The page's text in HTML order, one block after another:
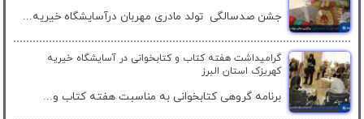
جشن صدسالگی تولد مادری مهربان درآسایشگاه خیریه...
گرامیداشت هفته کتاب و کتابخوانی در آسایشگاه خیریه
کهریزک استان البرز
برنامه گروهی کتابخوانی به مناسبت هفته کتاب و...